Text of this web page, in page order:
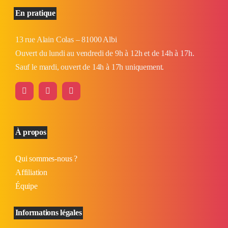
En pratique
13 rue Alain Colas – 81000 Albi
Ouvert du lundi au vendredi de 9h à 12h et de 14h à 17h.
Sauf le mardi, ouvert de 14h à 17h uniquement.
À propos
Qui sommes-nous ?
Affiliation
Équipe
Informations légales